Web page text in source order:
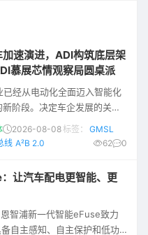
速演进，ADI构筑底层架
慕展芯情观察局圆桌派
已经从电动化全面迈入智能化
阶段。决定车企发展的关键
家比拼的不再只是谁上市更
在量产之后能否保持规模化的
业务生态与市场战略高级总监
，深入分享了ADI如何赋能汽
新。 终
2026-08-08标签：
GMSL
线 A²B 2.0 62 0
让汽车配电更智能、更
智浦新一代智能eFuse致力
自主感知、自主保护和低功